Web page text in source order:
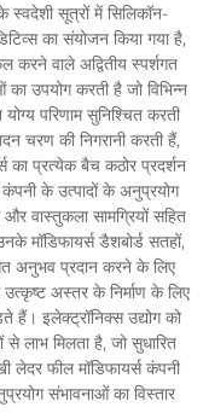
स्वदेशी सूत्रों में सिलिकॉन-
का संयोजन किया गया है,
वाले अद्वितीय स्पर्शगत
उपयोग करती है जो विभिन्न
परिणाम सुनिश्चित करती
चरण की निगरानी करती हैं,
का प्रत्येक बैच कठोर प्रदर्शन
के उत्पादों के अनुप्रयोग
वास्तुकला सामग्रियों सहित
मॉडिफायर्स डैशबोर्ड सतहों,
अनुभव प्रदान करने के लिए
उत्कृष्ट अस्तर के निर्माण के लिए
हैं। इलेक्ट्रॉनिक्स उद्योग को
लाभ मिलता है, जो सुधारित
फील मॉडिफायर्स कंपनी
संभावनाओं का विस्तार